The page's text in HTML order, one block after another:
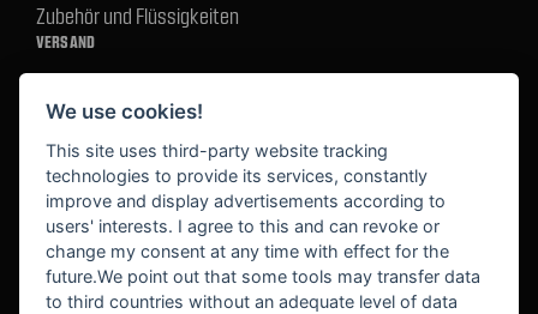
Zubehör und Flüssigkeiten
VERSAND
BEKANNT AUS
We use cookies!
This site uses third-party website tracking
technologies to provide its services, constantly
improve and display advertisements according to
users' interests. I agree to this and can revoke or
change my consent at any time with effect for the
future.We point out that some tools may transfer data
to third countries without an adequate level of data